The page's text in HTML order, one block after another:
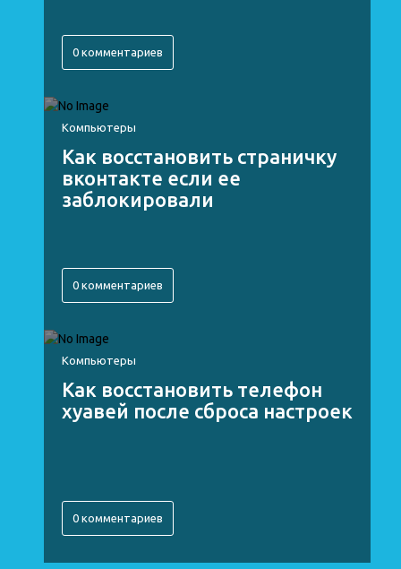
0 комментариев
Компьютеры
Как восстановить страничку
вконтакте если ее
заблокировали
0 комментариев
Компьютеры
Как восстановить телефон
хуавей после сброса настроек
0 комментариев